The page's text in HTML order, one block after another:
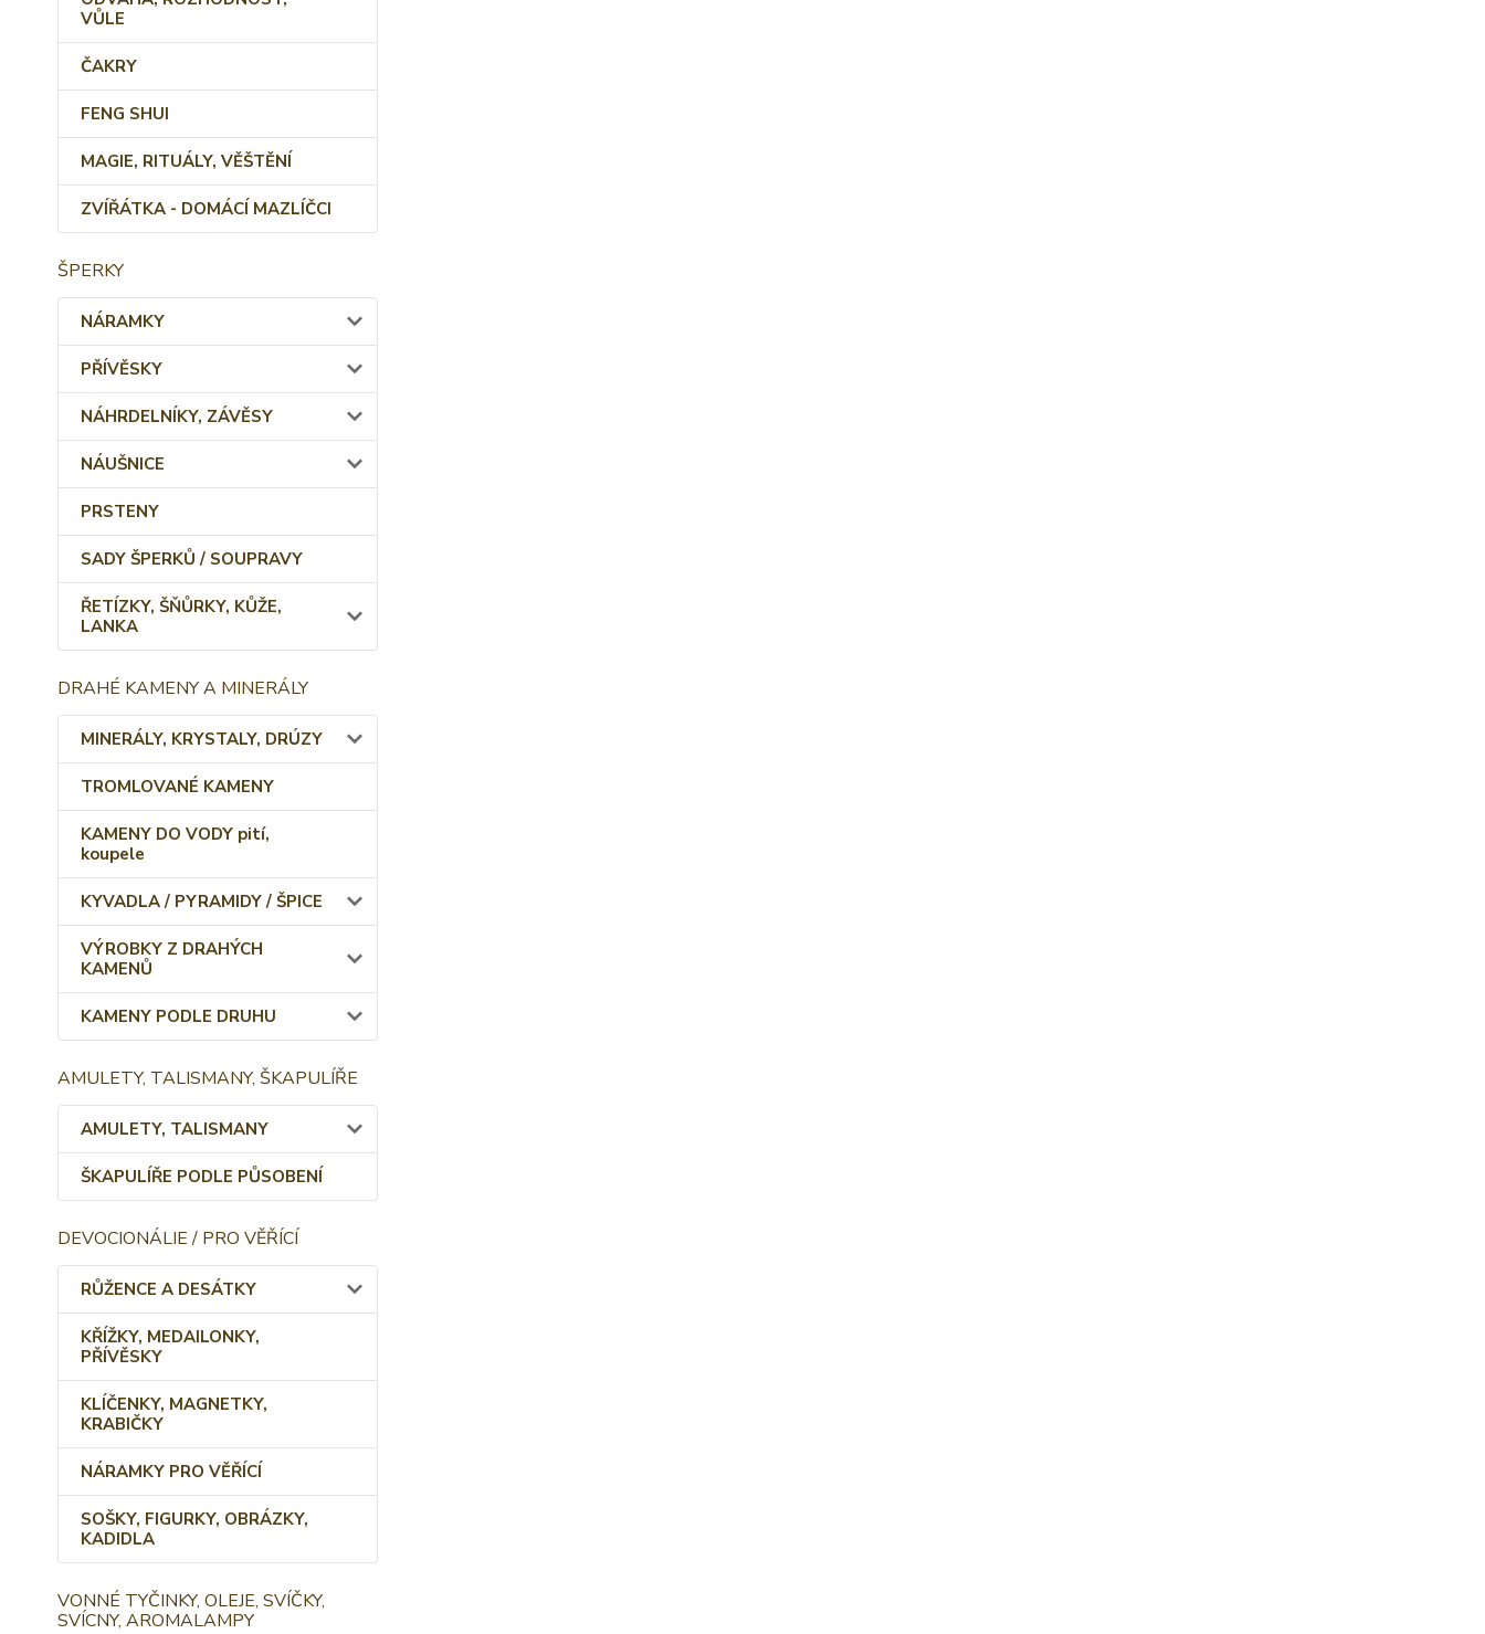
VŮLE
ČAKRY
FENG SHUI
MAGIE, RITUÁLY, VĚŠTĚNÍ
ZVÍŘÁTKA - DOMÁCÍ MAZLÍČCI
ŠPERKY
NÁRAMKY
PŘÍVĚSKY
NÁHRDELNÍKY, ZÁVĚSY
NÁUŠNICE
PRSTENY
SADY ŠPERKŮ / SOUPRAVY
ŘETÍZKY, ŠŇŮRKY, KŮŽE,
LANKA
DRAHÉ KAMENY A MINERÁLY
MINERÁLY, KRYSTALY, DRÚZY
TROMLOVANÉ KAMENY
KAMENY DO VODY pití,
koupele
KYVADLA / PYRAMIDY / ŠPICE
VÝROBKY Z DRAHÝCH
KAMENŮ
KAMENY PODLE DRUHU
AMULETY, TALISMANY, ŠKAPULÍŘE
AMULETY, TALISMANY
ŠKAPULÍŘE PODLE PŮSOBENÍ
DEVOCIONÁLIE / PRO VĚŘÍCÍ
RŮŽENCE A DESÁTKY
KŘÍŽKY, MEDAILONKY,
PŘÍVĚSKY
KLÍČENKY, MAGNETKY,
KRABIČKY
NÁRAMKY PRO VĚŘÍCÍ
SOŠKY, FIGURKY, OBRÁZKY,
KADIDLA
VONNÉ TYČINKY, OLEJE, SVÍČKY,
SVÍCNY, AROMALAMPY